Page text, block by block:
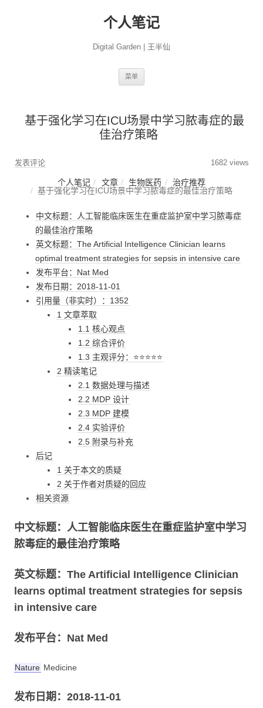
个人笔记
Digital Garden | 王半仙
菜单
基于强化学习在ICU场景中学习脓毒症的最
佳治疗策略
发表评论 1682 views
个人笔记 文章 生物医药
治疗推荐
基于强化学习在ICU场景中学习脓毒症的最佳治疗策略
中文标题：人工智能临床医生在重症监护室中学习脓毒症
的最佳治疗策略
英文标题：The Artificial Intelligence Clinician learns
optimal treatment strategies for sepsis in intensive care
发布平台：Nat Med
发布日期：2018-11-01
引用量（非实时）：1352
1 文章萃取
1.1 核心观点
1.2 综合评价
1.3 主观评分：⭐⭐⭐⭐⭐
2 精读笔记
2.1 数据处理与描述
2.2 MDP 设计
2.3 MDP 建模
2.4 实验评价
2.5 附录与补充
后记
1 关于本文的质疑
2 关于作者对质疑的回应
相关资源
中文标题：人工智能临床医生在重症监护室中学习
脓毒症的最佳治疗策略
英文标题：The Artificial Intelligence Clinician
learns optimal treatment strategies for sepsis
in intensive care
发布平台：Nat Med
Nature Medicine
发布日期：2018-11-01